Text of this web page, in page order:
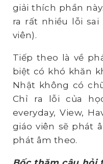
giải thích phần
ra rất nhiều lỗi
viên).
Tiếp theo là về
biệt có khó khăn
Nhật không có
Chỉ ra lỗi của
everyday, View,
giáo viên sẽ phát
phát âm theo.